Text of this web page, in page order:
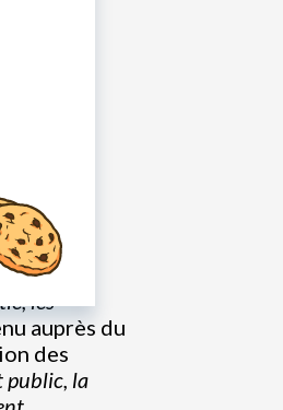
les
auprès du
des
public, la